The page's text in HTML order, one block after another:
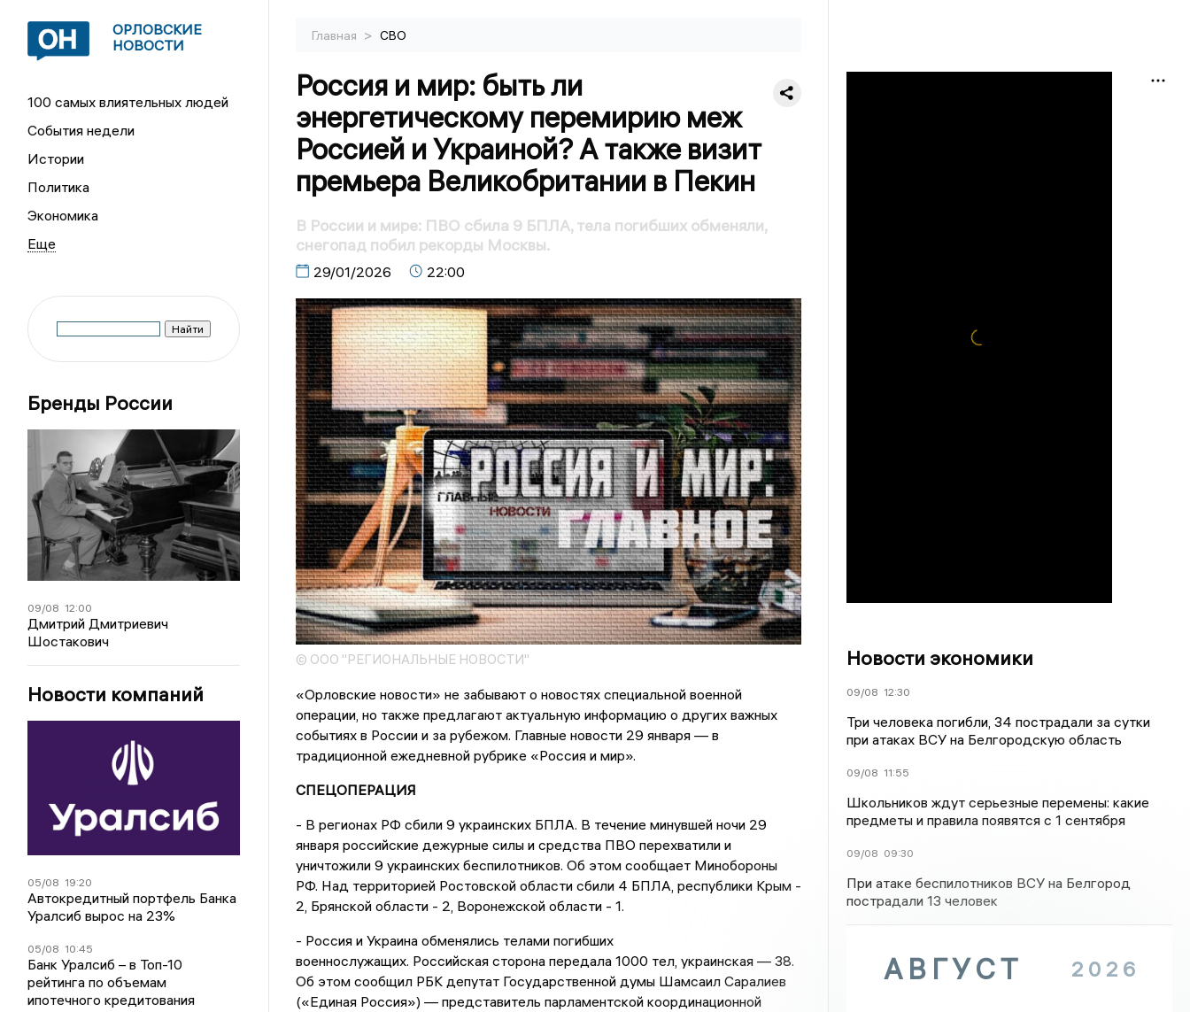
ОРЛОВСКИЕ
НОВОСТИ
100 самых влиятельных людей
События недели
Истории
Политика
Экономика
Бренды России
09/08 12:00
Дмитрий Дмитриевич
Шостакович
Новости компаний
05/08 19:20
Автокредитный портфель Банка
Уралсиб вырос на 23%
05/08 10:45
Банк Уралсиб – в Топ-10
рейтинга по объемам
ипотечного кредитования
Главная > СВО
Россия и мир: быть ли
энергетическому перемирию меж
Россией и Украиной? А также визит
премьера Великобритании в Пекин
В России и мире: ПВО сбила 9 БПЛА, тела погибших обменяли,
снегопад побил рекорды Москвы.
29/01/2026 22:00
© ООО "РЕГИОНАЛЬНЫЕ НОВОСТИ"
«Орловские новости» не забывают о новостях специальной военной
операции, но также предлагают актуальную информацию о других важных
событиях в России и за рубежом. Главные новости 29 января — в
традиционной ежедневной рубрике «Россия и мир».
СПЕЦОПЕРАЦИЯ
- В регионах РФ сбили 9 украинских БПЛА. В течение минувшей ночи 29
января российские дежурные силы и средства ПВО перехватили и
уничтожили 9 украинских беспилотников. Об этом сообщает Минобороны
РФ. Над территорией Ростовской области сбили 4 БПЛА, республики Крым -
2, Брянской области - 2, Воронежской области - 1.
- Россия и Украина обменялись телами погибших
военнослужащих. Российская сторона передала 1000 тел, украинская — 38.
Об этом сообщил РБК депутат Государственной думы Шамсаил Саралиев
(«Единая Россия») — представитель парламентской координационной
Новости экономики
09/08 12:30
Три человека погибли, 34 пострадали за сутки
при атаках ВСУ на Белгородскую область
09/08 11:55
Школьников ждут серьезные перемены: какие
предметы и правила появятся с 1 сентября
09/08 09:30
При атаке беспилотников ВСУ на Белгород
пострадали 13 человек
АВГУСТ 2026